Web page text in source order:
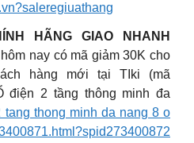
HÃNG GIAO NHANH
nay có mã giảm 30K cho
hàng mới tại TIki (mã
điện 2 tầng thông minh đa
tang thong minh da nang 8 o